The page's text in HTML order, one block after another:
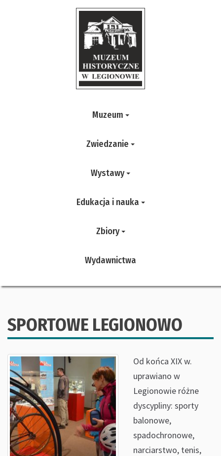
Muzeum
Zwiedzanie
Wystawy
Edukacja i nauka
Zbiory
Wydawnictwa
SPORTOWE LEGIONOWO
Od końca XIX w.
uprawiano w
Legionowie różne
dyscypliny: sporty
balonowe,
spadochronowe,
narciarstwo, tenis,